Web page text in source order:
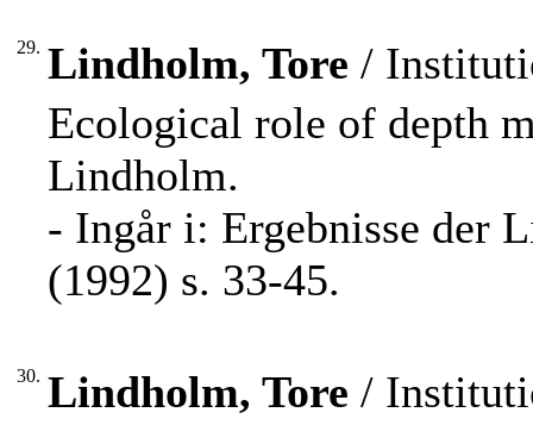
29. Lindholm, Tore /
Ecological role of depth
Lindholm.
- Ingår i: Ergebnisse der
(1992) s. 33-45.
30. Lindholm, Tore /